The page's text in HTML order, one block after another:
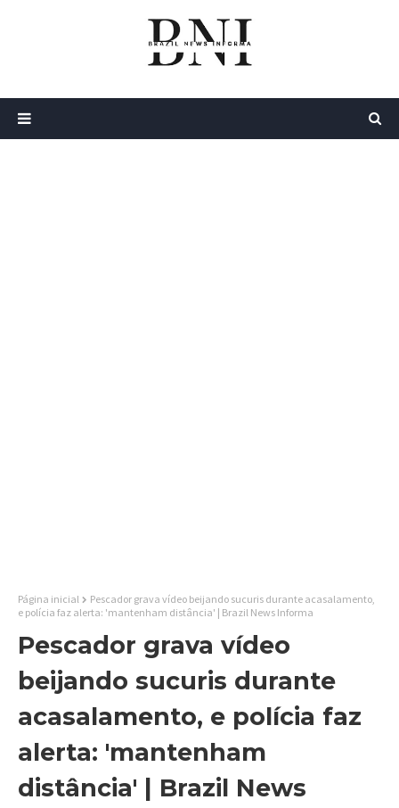
Página inicial
Pescador grava vídeo beijando sucuris durante acasalamento,
e polícia faz alerta: 'mantenham distância' | Brazil News Informa
Pescador grava vídeo
beijando sucuris durante
acasalamento, e polícia faz
alerta: 'mantenham
distância' | Brazil News